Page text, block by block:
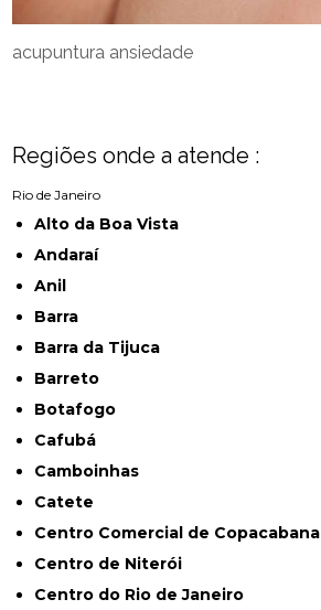
acupuntura ansiedade
Regiões onde a atende :
Rio de Janeiro
Alto da Boa Vista
Andaraí
Anil
Barra
Barra da Tijuca
Barreto
Botafogo
Cafubá
Camboinhas
Catete
Centro Comercial de Copacabana
Centro de Niterói
Centro do Rio de Janeiro